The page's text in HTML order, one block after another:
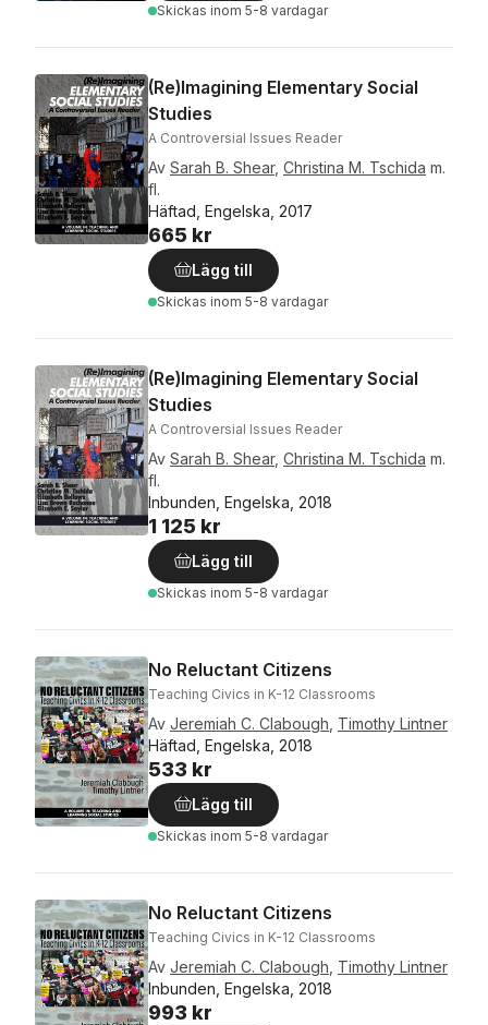
Skickas inom 5-8 vardagar
(Re)Imagining Elementary Social
Studies
A Controversial Issues Reader
Av Sarah B. Shear, Christina M. Tschida m.
fl.
Häftad, Engelska, 2017
665 kr
Lägg till
Skickas inom 5-8 vardagar
(Re)Imagining Elementary Social
Studies
A Controversial Issues Reader
Av Sarah B. Shear, Christina M. Tschida m.
fl.
Inbunden, Engelska, 2018
1 125 kr
Lägg till
Skickas inom 5-8 vardagar
No Reluctant Citizens
Teaching Civics in K-12 Classrooms
Av Jeremiah C. Clabough Timothy Lintner
Häftad, Engelska, 2018
533 kr
Lägg till
Skickas inom 5-8 vardagar
No Reluctant Citizens
Teaching Civics in K-12 Classrooms
Av Jeremiah C. Clabough Timothy Lintner
Inbunden, Engelska, 2018
993 kr